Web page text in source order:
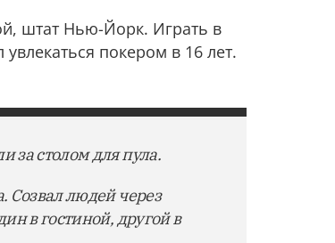
штат Нью-Йорк. Играть в
покером в 16 лет.
за столом для пула.
Созвал людей через
в гостиной, другой в